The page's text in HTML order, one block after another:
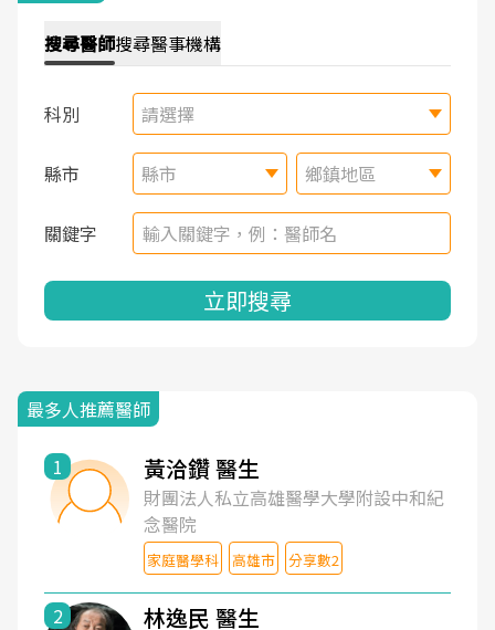
搜尋醫師搜尋醫事機構
科別 請選擇
縣市 縣市 鄉鎮地區
關鍵字
立即搜尋
最多人推薦醫師
1 黃洽鑽 醫生
財團法人私立高雄醫學大學附設中和紀
念醫院
家庭醫學科 高雄市 分享數2
2 林逸民 醫生